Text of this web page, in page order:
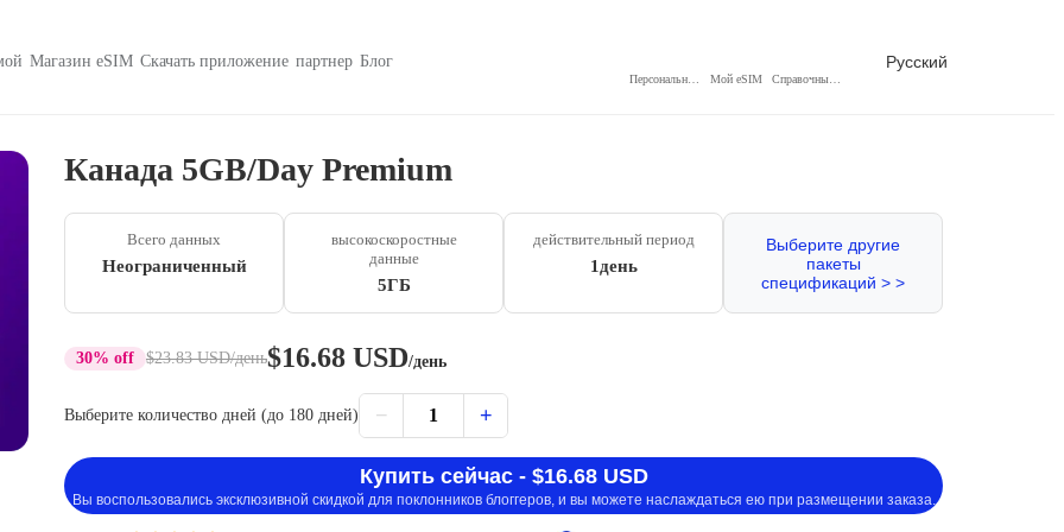
Магазин eSIM Скачать приложение партнер Блог
Мой eSIM
Русский
Канада 5GB/Day Premium
Всего данных
Неограниченный
высокоскоростные
данные
5ГБ
действительный период
1день
Выберите другие
пакеты
спецификаций > >
30% off $23.83 USD/день$16.68 USD/день
Выберите количество дней (до 180 дней) − 1 +
Купить сейчас - $16.68 USD
Вы воспользовались эксклюзивной скидкой для поклонников блоггеров, и вы можете наслаждаться ею при размещении заказа.